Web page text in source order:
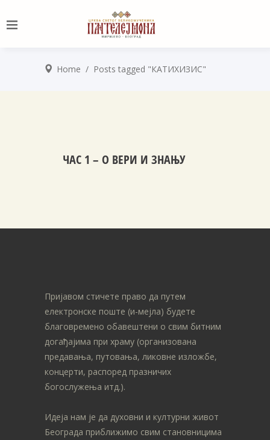
Home / Posts tagged "КАТИХИЗИС"
ЧАС 1 – О ВЕРИ И ЗНАЊУ
Пријавом стичете право да путем
електронске поште (и-мејла) будете
благовремено обавештени о свим битним
догађајима при храму (организована
предавања, путовања, ликовне изложбе,
концерти, распоред празничих
богослужења итд.).
Идеја нам је да духовни и културни живот
Београда приближимо свим становницима